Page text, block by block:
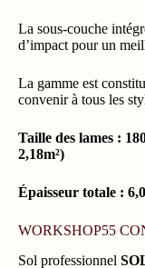
La sous-couche
d’impact pour un
La gamme est
convenir à tous les
Taille des lames :
2,18m²)
Épaisseur totale :
WORKSHOP55
Sol professionnel